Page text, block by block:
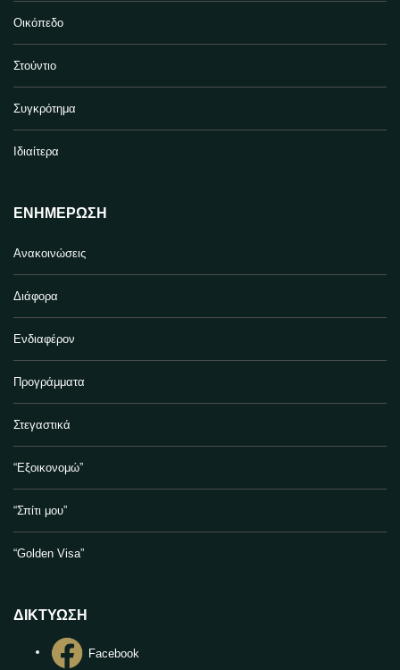
Οικόπεδο
Στούντιο
Συγκρότημα
Ιδιαίτερα
ΕΝΗΜΈΡΩΣΗ
Ανακοινώσεις
Διάφορα
Ενδιαφέρον
Προγράμματα
Στεγαστικά
“Εξοικονομώ”
“Σπίτι μου”
“Golden Visa”
ΔΙΚΤΥΩΣΗ
Facebook